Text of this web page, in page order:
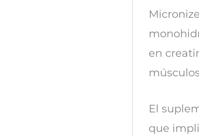
en
El
que